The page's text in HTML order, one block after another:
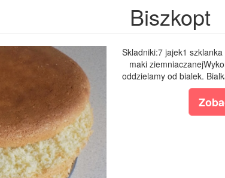
Biszkopt
Skladniki:7 jajek1
maki
oddzielamy od bialek.